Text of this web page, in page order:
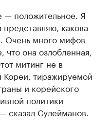
положительное. Я
какова
Очень много мифов
она озлобленная,
митинг не в
Кореи, тиражируемой
и корейского
политики
Сулейманов.